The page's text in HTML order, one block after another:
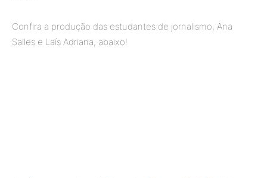
Confira a produção das estudantes de jornalismo, Ana
Salles e Laís Adriana, abaixo!